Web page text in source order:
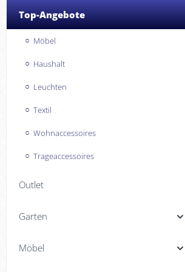
Top-Angebote
Möbel
Haushalt
Leuchten
Textil
Wohnaccessoires
Trageaccessoires
Outlet
Garten
Möbel